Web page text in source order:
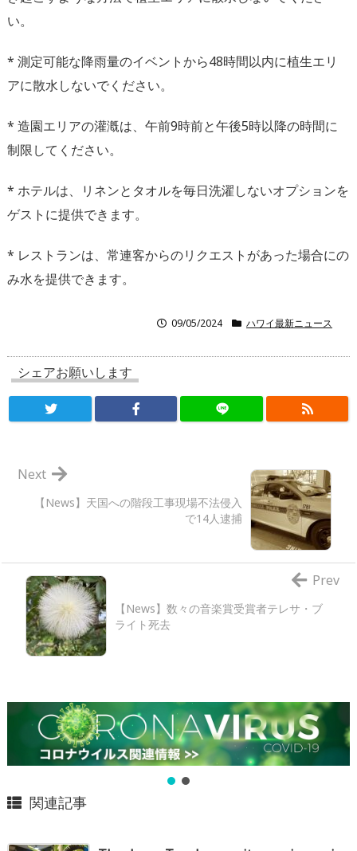
い。
* 測定可能な降雨量のイベントから48時間以内に植生エリ
アに散水しないでください。
* 造園エリアの灌漑は、午前9時前と午後5時以降の時間に
制限してください。
* ホテルは、リネンとタオルを毎日洗濯しないオプションを
ゲストに提供できます。
* レストランは、常連客からのリクエストがあった場合にの
み水を提供できます。
09/05/2024 ハワイ最新ニュース
シェアお願いします
【News】天国への階段工事現場不法侵入
で14人逮捕
Next
【News】数々の音楽賞受賞者テレサ・ブ
ライト死去
Prev
関連記事